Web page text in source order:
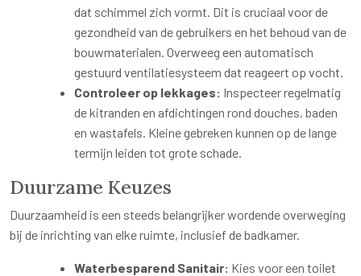
dat schimmel zich vormt. Dit is cruciaal voor de
gezondheid van de gebruikers en het behoud van de
bouwmaterialen. Overweeg een automatisch
gestuurd ventilatiesysteem dat reageert op vocht.
Controleer op lekkages: Inspecteer regelmatig
de kitranden en afdichtingen rond douches, baden
en wastafels. Kleine gebreken kunnen op de lange
termijn leiden tot grote schade.
Duurzame Keuzes
Duurzaamheid is een steeds belangrijker wordende overweging
bij de inrichting van elke ruimte, inclusief de badkamer.
Waterbesparend Sanitair: Kies voor een toilet